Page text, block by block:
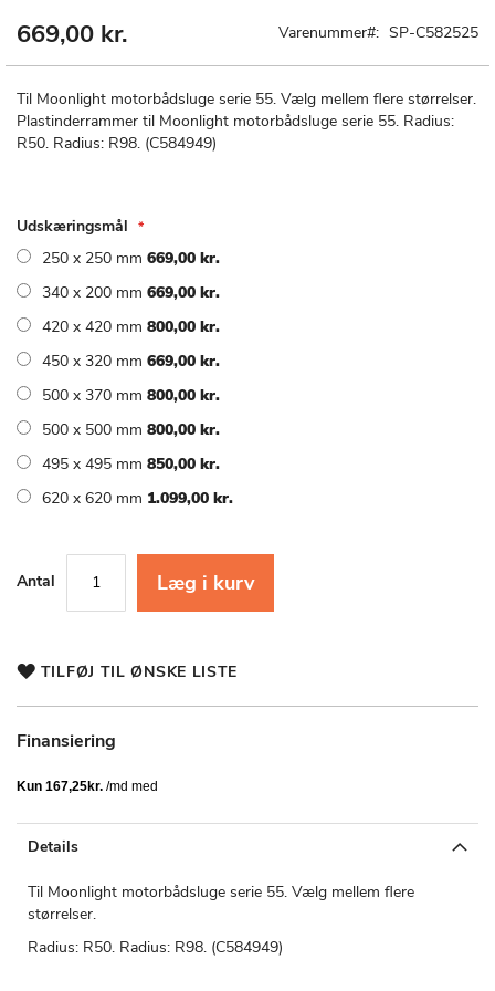
669,00 kr. Varenummer SP-C582525
Til Moonlight motorbådsluge serie 55. Vælg mellem flere størrelser.
Plastinderrammer til Moonlight motorbådsluge serie 55. Radius:
R50. Radius: R98. (C584949)
Udskæringsmål
250 x 250 mm 669,00 kr.
340 x 200 mm 669,00 kr.
420 x 420 mm 800,00 kr.
450 x 320 mm 669,00 kr.
500 x 370 mm 800,00 kr.
500 x 500 mm 800,00 kr.
495 x 495 mm 850,00 kr.
620 x 620 mm 1.099,00 kr.
Antal Læg i kurv
TILFØJ TIL ØNSKE LISTE
Finansiering
Gå
af
billedgalleriet
Details
Til Moonlight motorbådsluge serie 55. Vælg mellem flere
størrelser.
Radius: R50. Radius: R98. (C584949)